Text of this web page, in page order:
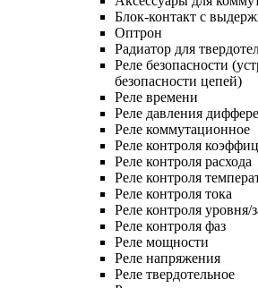
Блок-контакт с
Оптрон
Радиатор для
Реле безопасности
безопасности цепей)
Реле времени
Реле давления
Реле коммутационное
Реле контроля
Реле контроля расхода
Реле контроля
Реле контроля тока
Реле контроля уровня/
Реле контроля фаз
Реле мощности
Реле напряжения
Реле твердотельное